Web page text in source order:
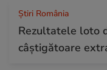
Știri România
Rezultatele loto
câștigătoare